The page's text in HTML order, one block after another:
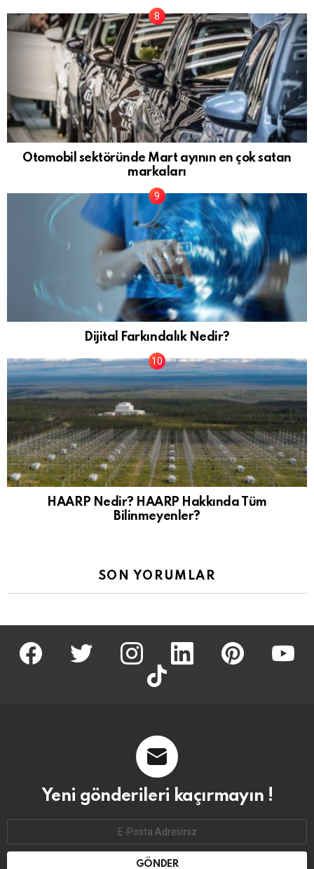
Otomobil sektöründe Mart ayının en çok satan
markaları
Dijital Farkındalık Nedir?
HAARP Nedir? HAARP Hakkında Tüm
Bilinmeyenler?
SON YORUMLAR
facebook twitter İnstagram linkedin pinterest
tiktok
Yeni gönderileri kaçırmayın !